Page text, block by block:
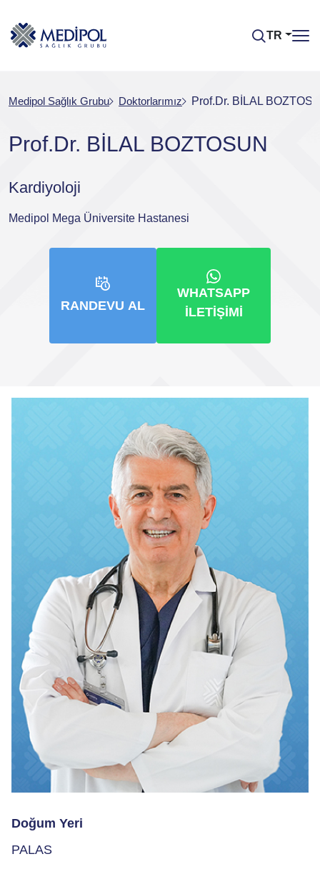
TR
Medipol Sağlık Grubu Doktorlarımız Prof.Dr. BİLAL
Prof.Dr. BİLAL BOZTOSUN
Kardiyoloji
Medipol Mega Üniversite Hastanesi
RANDEVU AL
WHATSAPP
İLETIŞIMI
Doğum Yeri
PALAS